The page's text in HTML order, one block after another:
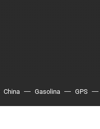
China Gasolina GPS